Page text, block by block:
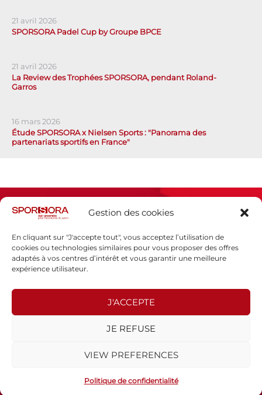
Gestion des cookies
En cliquant sur "J'accepte tout", vous acceptez l’utilisation de
cookies ou technologies similaires pour vous proposer des offres
adaptés à vos centres d’intérêt et vous garantir une meilleure
expérience utilisateur.
J'ACCEPTE
JE REFUSE
VIEW PREFERENCES
Politique de confidentialité
21 avril 2026
SPORSORA Padel Cup by Groupe BPCE
21 avril 2026
La Review des Trophées SPORSORA, pendant Roland-
Garros
16 mars 2026
Étude SPORSORA x Nielsen Sports : "Panorama des
partenariats sportifs en France"
Espace presse
Politique de confidentialité
SPORSORA
75015 PARIS
WEB Stratégies- © 2026 Tous droits réservés.